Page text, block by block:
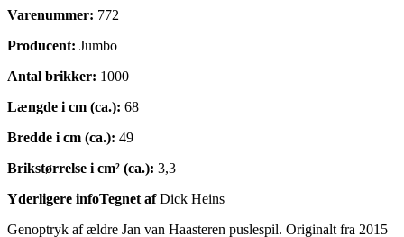
Varenummer: 772
Producent: Jumbo
Antal brikker: 1000
Længde i cm (ca.): 68
Bredde i cm (ca.): 49
Brikstørrelse i cm² (ca.): 3,3
Yderligere infoTegnet afDick Heins
Genoptryk af ældre Jan van Haasteren puslespil. Originalt fra 2015